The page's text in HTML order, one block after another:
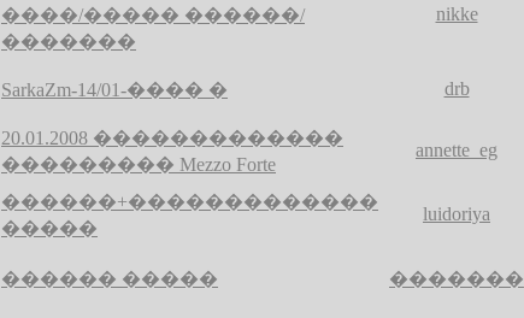
����/����� ������/
�������
nikke
SarkaZm-14/01-���� � drb
20.01.2008 �������������
��������� Mezzo Forte
annette_eg
������+�������������
�����
luidoriya
������ ����� �������